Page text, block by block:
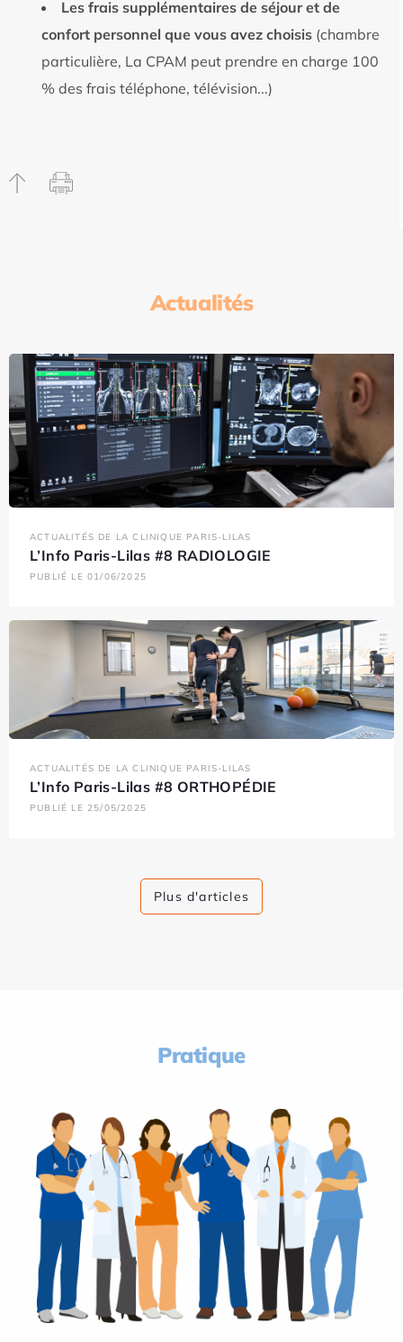
Les frais supplémentaires de séjour et de
confort personnel que vous avez choisis (chambre
particulière, La CPAM peut prendre en charge 100
% des frais téléphone, télévision...)
Actualités
ACTUALITÉS DE LA CLINIQUE PARIS-LILAS
L’Info Paris-Lilas #8 RADIOLOGIE
PUBLIÉ LE 01/06/2025
ACTUALITÉS DE LA CLINIQUE PARIS-LILAS
L’Info Paris-Lilas #8 ORTHOPÉDIE
PUBLIÉ LE 25/05/2025
Plus d'articles
Pratique